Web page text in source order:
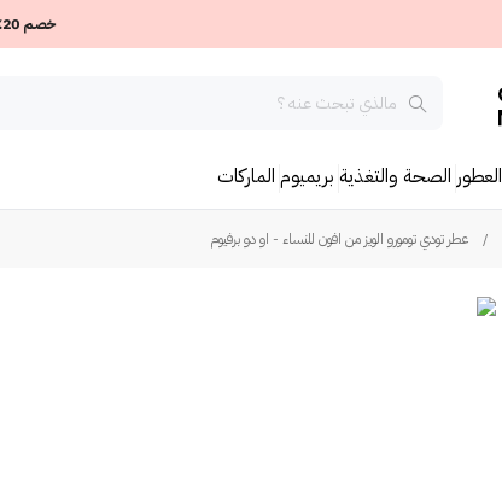
خصم 20٪ على طلبك الأول باستخدام كود NEW20
العطور الصحة والتغذية بريميوم الماركات
/ عطر تودي تومورو الويز من افون للنساء - او دو برفيوم